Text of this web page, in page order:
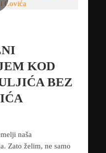
KOD
BEZ
naša
Zato želim, ne samo